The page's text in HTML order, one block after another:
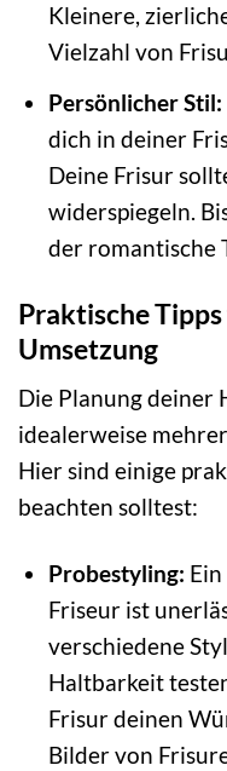
Kleinere,
Vielzahl von
Persönlicher Stil:
dich in deiner
Deine Frisur
widerspiegeln.
der romantische
Praktische
Umsetzung
Die Planung deiner
idealerweise
Hier sind einige
beachten solltest:
Probestyling:
Friseur ist
verschiedene
Haltbarkeit
Frisur deinen
Bilder von